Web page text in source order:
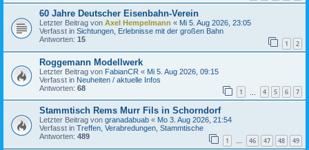
60 Jahre Deutscher Eisenbahn-Verein
Letzter Beitrag von Axel Hempelmann « Mi 5. Aug 2026, 23:05
Verfasst in Sichtungen, Erlebnisse mit der großen Bahn
Antworten: 15 1 2
Roggemann Modellwerk
Letzter Beitrag von FabianCR « Mi 5. Aug 2026, 09:15
Verfasst in Neuheiten / aktuelle Infos
Antworten: 68 1 4 5 6 7
Stammtisch Rems Murr Fils in Schorndorf
Letzter Beitrag von granadabuab « Mo 3. Aug 2026, 21:54
Verfasst in Treffen, Verabredungen, Stammtische
Antworten: 489 1 … 46 47 48 49